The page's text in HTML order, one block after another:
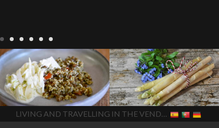
Notre cuisine
agriculture-
vendee comment cuisiner
les lentilles vertes cuisine-
vendue
cuisiner en France
cuisiner-avec-des-
ingrédients-vendus
cultures-vendues-lentilles la
cuisine au printemps la
cuisine avec les lentilles la
In The Vendee
Notre cuisine asperges
asperges-a-la-flamande
asperges-blanches
asperges-pour-le-petit-
déjeuner asperges-
saisonnières asperges-
sauce-crème asperges-
soup carbonara-
végétarienne cuisine
In The Vendee